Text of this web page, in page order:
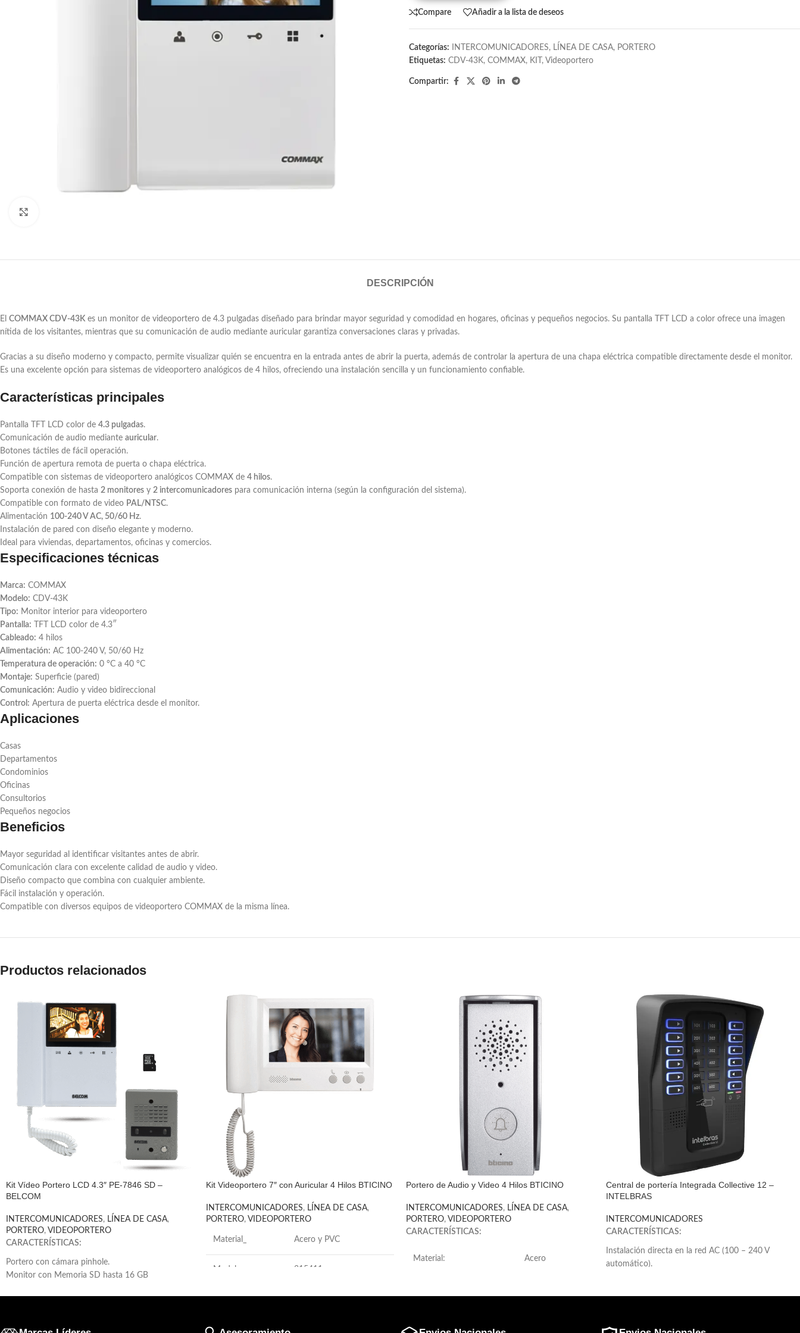
Compare Añadir a la lista de deseos
Categorías: INTERCOMUNICADORES, LÍNEA DE CASA, PORTERO
Etiquetas: CDV-43K, COMMAX, KIT , Videoportero
Compartir:
DESCRIPCIÓN
El COMMAX CDV-43Kes un monitor de videoportero de 4.3 pulgadas diseñado para brindar mayor seguridad y comodidad en hogares, oficinas y pequeños negocios. Su pantalla TFT LCD a color ofrece una imagen
nítida de los visitantes, mientras que su comunicación de audio mediante auricular garantiza conversaciones claras y privadas.
Gracias a su diseño moderno y compacto, permite visualizar quién se encuentra en la entrada antes de abrir la puerta, además de controlar la apertura de una chapa eléctrica compatible directamente desde el monitor.
Es una excelente opción para sistemas de videoportero analógicos de 4 hilos, ofreciendo una instalación sencilla y un funcionamiento confiable.
Características principales
Pantalla TFT LCD color de 4.3 pulgadas.
Comunicación de audio mediante auricular.
Botones táctiles de fácil operación.
Función de apertura remota de puerta o chapa eléctrica.
Compatible con sistemas de videoportero analógicos COMMAX de 4 hilos.
Soporta conexión de hasta 2 monitores y 2 intercomunicadores para comunicación interna (según la configuración del sistema).
Compatible con formato de video PAL/NTSC.
Alimentación 100-240 V AC, 50/60 Hz.
Instalación de pared con diseño elegante y moderno.
Ideal para viviendas, departamentos, oficinas y comercios.
Especificaciones técnicas
Marca: COMMAX
Modelo: CDV-43K
Tipo: Monitor interior para videoportero
Pantalla: TFT LCD color de 4.3″
Cableado: 4 hilos
Alimentación: AC 100-240 V, 50/60 Hz
Temperatura de operación: 0 °C a 40 °C
Montaje: Superficie (pared)
Comunicación: Audio y video bidireccional
Control: Apertura de puerta eléctrica desde el monitor.
Aplicaciones
Casas
Departamentos
Condominios
Oficinas
Consultorios
Pequeños negocios
Beneficios
Mayor seguridad al identificar visitantes antes de abrir.
Comunicación clara con excelente calidad de audio y video.
Diseño compacto que combina con cualquier ambiente.
Fácil instalación y operación.
Compatible con diversos equipos de videoportero COMMAX de la misma línea.
Productos relacionados
Kit Vídeo Portero LCD 4.3″ PE-7846 SD –
BELCOM
INTERCOMUNICADORES, LÍNEA DE CASA,
PORTERO, VIDEOPORTERO
CARACTERÍSTICAS:
Portero con cámara pinhole.
Monitor con Memoria SD hasta 16 GB
Comunicación interna con intercomunicador PE-
Kit Videoportero 7″ con Auricular 4 Hilos BTICINO
INTERCOMUNICADORES, LÍNEA DE CASA,
PORTERO, VIDEOPORTERO
Material_ Acero y PVC
Modelo 315411
Color
Portero de Audio y Video 4 Hilos BTICINO
INTERCOMUNICADORES, LÍNEA DE CASA,
PORTERO, VIDEOPORTERO
CARACTERÍSTICAS:
Material: Acero
Central de portería Integrada Collective 12 –
INTELBRAS
INTERCOMUNICADORES
CARACTERÍSTICAS:
Instalación directa en la red AC (100 – 240 V
automático).
departamento deseado.